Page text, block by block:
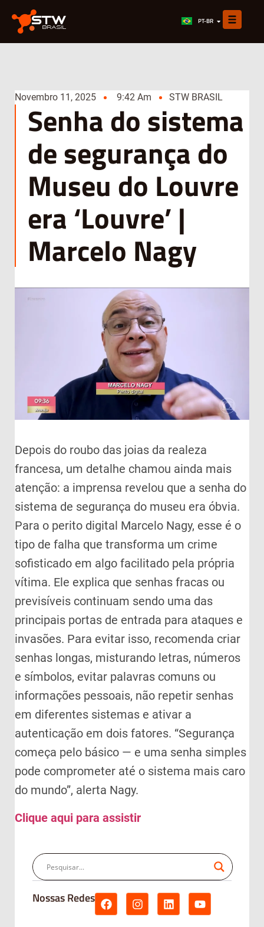
PT-BR
ES
Novembro 11, 2025 9:42 Am STW BRASIL
Senha do sistema
de segurança do
Museu do Louvre
era ‘Louvre’ |
Marcelo Nagy
Depois do roubo das joias da realeza
francesa, um detalhe chamou ainda mais
atenção: a imprensa revelou que a senha do
sistema de segurança do museu era óbvia.
Para o perito digital Marcelo Nagy, esse é o
tipo de falha que transforma um crime
sofisticado em algo facilitado pela própria
vítima. Ele explica que senhas fracas ou
previsíveis continuam sendo uma das
principais portas de entrada para ataques e
invasões. Para evitar isso, recomenda criar
senhas longas, misturando letras, números
e símbolos, evitar palavras comuns ou
informações pessoais, não repetir senhas
em diferentes sistemas e ativar a
autenticação em dois fatores. “Segurança
começa pelo básico — e uma senha simples
pode comprometer até o sistema mais caro
do mundo”, alerta Nagy.
Clique aqui para assistir
Nossas Redes